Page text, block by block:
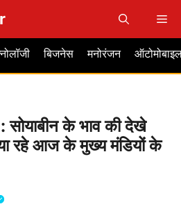
बिजनेस मनोरंजन
के भाव की देखे
रहे आज के मुख्य मंडियों के